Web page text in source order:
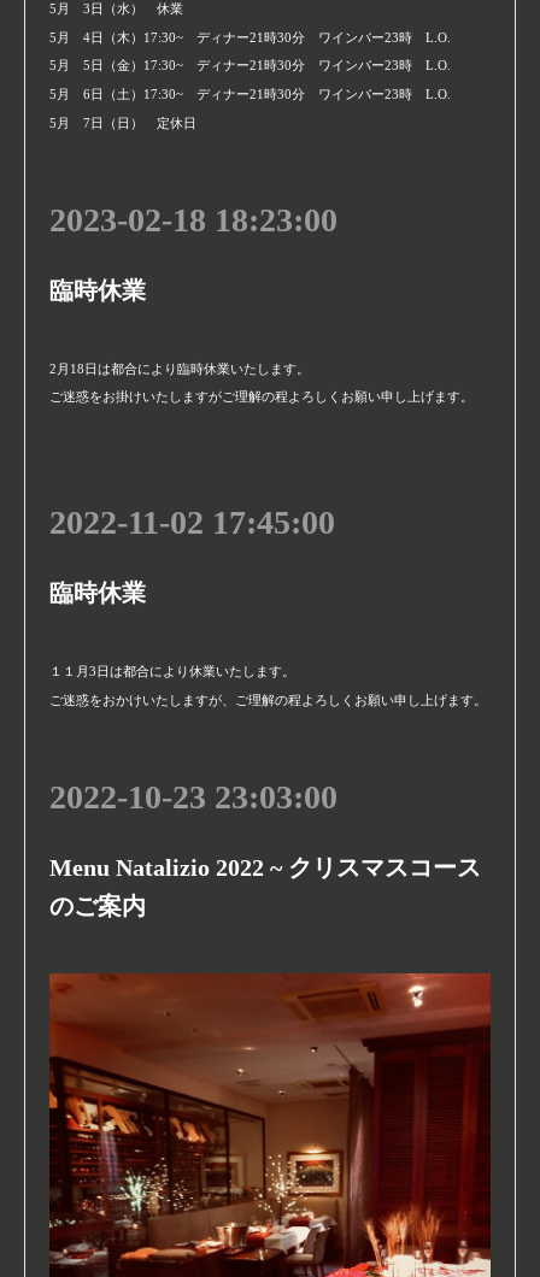
5月 3日（水） 休業
5月 4日（木）17:30~ ディナー21時30分 ワインバー23時 L.O.
5月 5日（金）17:30~ ディナー21時30分 ワインバー23時 L.O.
5月 6日（土）17:30~ ディナー21時30分 ワインバー23時 L.O.
5月 7日（日） 定休日
2023-02-18 18:23:00
臨時休業
2月18日は都合により臨時休業いたします。
ご迷惑をお掛けいたしますがご理解の程よろしくお願い申し上げます。
2022-11-02 17:45:00
臨時休業
１１月3日は都合により休業いたします。
ご迷惑をおかけいたしますが、ご理解の程よろしくお願い申し上げます。
2022-10-23 23:03:00
Menu Natalizio 2022 ~ クリスマスコース
のご案内